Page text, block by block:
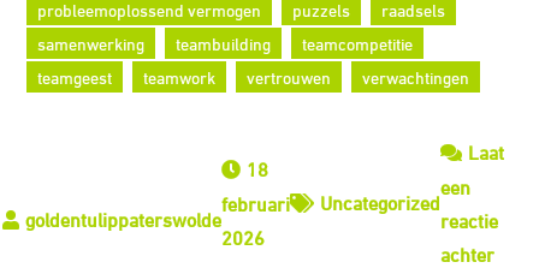
probleemoplossend vermogen
puzzels
raadsels
samenwerking
teambuilding
teamcompetitie
teamgeest
teamwork vertrouwen verwachtingen
18
februari
2026
Uncategorized
Laat
een
reactie
achterop